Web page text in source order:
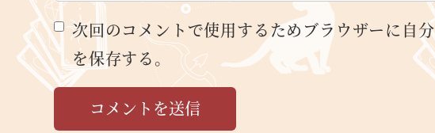
次回のコメントで使用するためブラウザーに自
を保存する。